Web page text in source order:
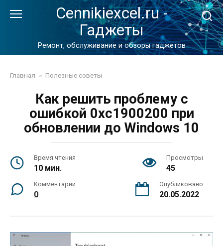
Cennikiexcel.ru -
Гаджеты
Ремонт, обслуживание и обзоры гаджетов
Главная » Полезные советы
Как решить проблему с
ошибкой 0xc1900200 при
обновлении до Windows 10
Время чтения
10 мин.
Просмотры
45
Комментарии
0
Опубликовано
20.05.2022